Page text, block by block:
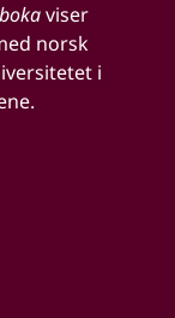
viser
norsk
i